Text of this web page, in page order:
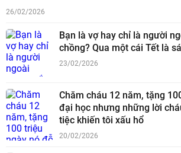
26/02/2026
Bạn là vợ hay chỉ là người
chồng? Qua một cái Tết là
23/02/2026
Chăm cháu 12 năm, tặng
đại học nhưng những lời
tiệc khiến tôi xấu hổ
20/02/2026